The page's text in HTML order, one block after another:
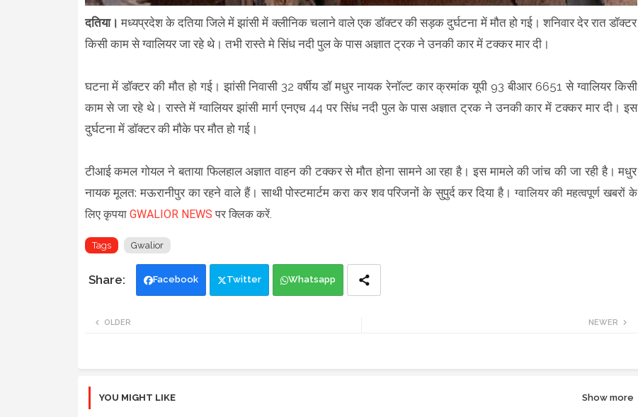
दतिया। मध्यप्रदेश के दतिया जिले में झांसी में क्लीनिक चलाने वाले एक डॉक्टर की सड़क दुर्घटना में मौत हो गई। शनिवार देर रात डॉक्टर
किसी काम से ग्वालियर जा रहे थे। तभी रास्ते मे सिंध नदी पुल के पास अज्ञात ट्रक ने उनकी कार में टक्कर मार दी।
घटना में डॉक्टर की मौत हो गई। झांसी निवासी 32 वर्षीय डॉ मधुर नायक रेनॉल्ट कार क्रमांक यूपी 93 बीआर 6651 से ग्वालियर किसी
काम से जा रहे थे। रास्ते में ग्वालियर झांसी मार्ग एनएच 44 पर सिंध नदी पुल के पास अज्ञात ट्रक ने उनकी कार में टक्कर मार दी। इस
दुर्घटना में डाॅक्टर की माैके पर मौत हो गई।
टीआई कमल गोयल ने बताया फिलहाल अज्ञात वाहन की टक्कर से मौत होना सामने आ रहा है। इस मामले की जांच की जा रही है। मधुर
नायक मूलत: मऊरानीपुर का रहने वाले हैं। साथी पोस्टमार्टम करा कर शव परिजनों के सुपुर्द कर दिया है। ग्वालियर कीमहत्वपूर्ण खबरों के
लिए कृपया GWALIOR NEWS पर क्लिक करें.
Tags Gwalior
Facebook Twitter Whatsapp
NEWER
OLDER
YOU MIGHT LIKE Show more